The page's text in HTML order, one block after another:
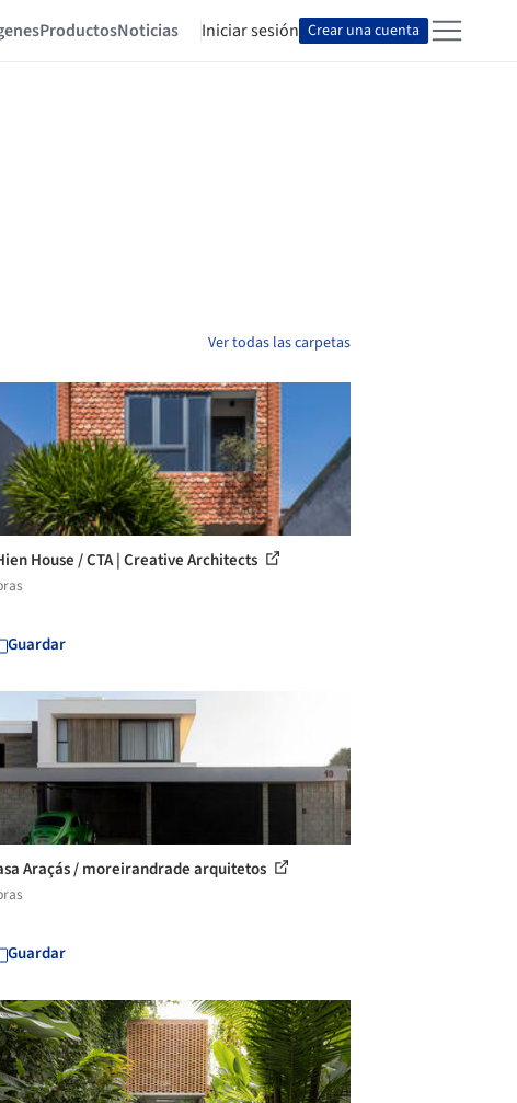
ProductosNoticias Iniciar sesión Crear una cuenta
Ver todas las carpetas
House / CTA | Creative Architects
Guardar
Araçás / moreirandrade arquitetos
Guardar